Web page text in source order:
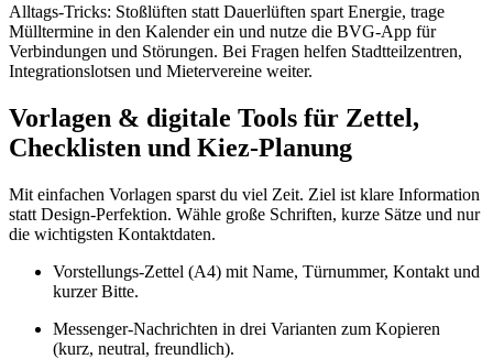
Alltags‑Tricks: Stoßlüften statt Dauerlüften spart Energie, trage
Mülltermine in den Kalender ein und nutze die BVG‑App für
Verbindungen und Störungen. Bei Fragen helfen Stadtteilzentren,
Integrationslotsen und Mietervereine weiter.
Vorlagen & digitale Tools für Zettel,
Checklisten und Kiez‑Planung
Mit einfachen Vorlagen sparst du viel Zeit. Ziel ist klare Information
statt Design‑Perfektion. Wähle große Schriften, kurze Sätze und nur
die wichtigsten Kontaktdaten.
Vorstellungs‑Zettel (A4) mit Name, Türnummer, Kontakt und
kurzer Bitte.
Messenger‑Nachrichten in drei Varianten zum Kopieren
(kurz, neutral, freundlich).